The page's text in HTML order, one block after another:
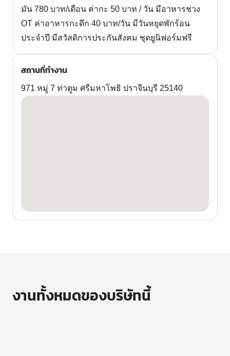
มัน 780 บาท/เดือน ค่ากะ 50 บาท / วัน มีอาหารช่วง
OT ค่าอาหารกะดึก 40 บาท/วัน มีวันหยุดพักร้อน
ประจำปี มีสวัสดิการประกันสังคม ชุดยูนิฟอร์มฟรี
สถานที่ทำงาน
971 หมู่ 7 ท่าตูม ศรีมหาโพธิ ปราจีนบุรี 25140
งานทั้งหมดของบริษัทนี้